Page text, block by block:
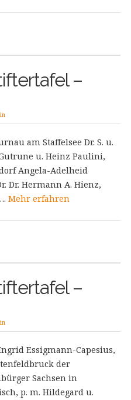
–
am Staffelsee Dr. S. u.
u. Heinz Paulini,
Angela-Adelheid
Dr. Hermann A. Hienz,
Mehr erfahren
–
Essigmann-Capesius,
der
Sachsen in
p. m. Hildegard u.